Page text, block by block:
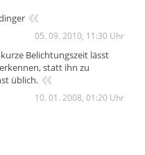
«
05. 09. 2010, 11:30 Uhr
Belichtungszeit lässt
statt ihn zu
üblich. «
10. 01. 2008, 01:20 Uhr